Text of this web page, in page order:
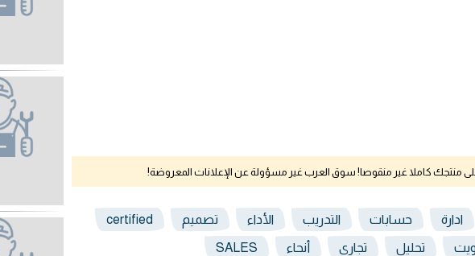
منتجك كاملا غير منقوصا! سوق العرب غير مسؤولة عن الإعلانات المعروضة!
ادارة حسابات التدريب الأداء تصميم certified
تحليل تجاري أنحاء SALES